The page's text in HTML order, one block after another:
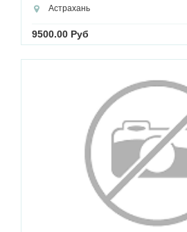
Астрахань
9500.00 Руб